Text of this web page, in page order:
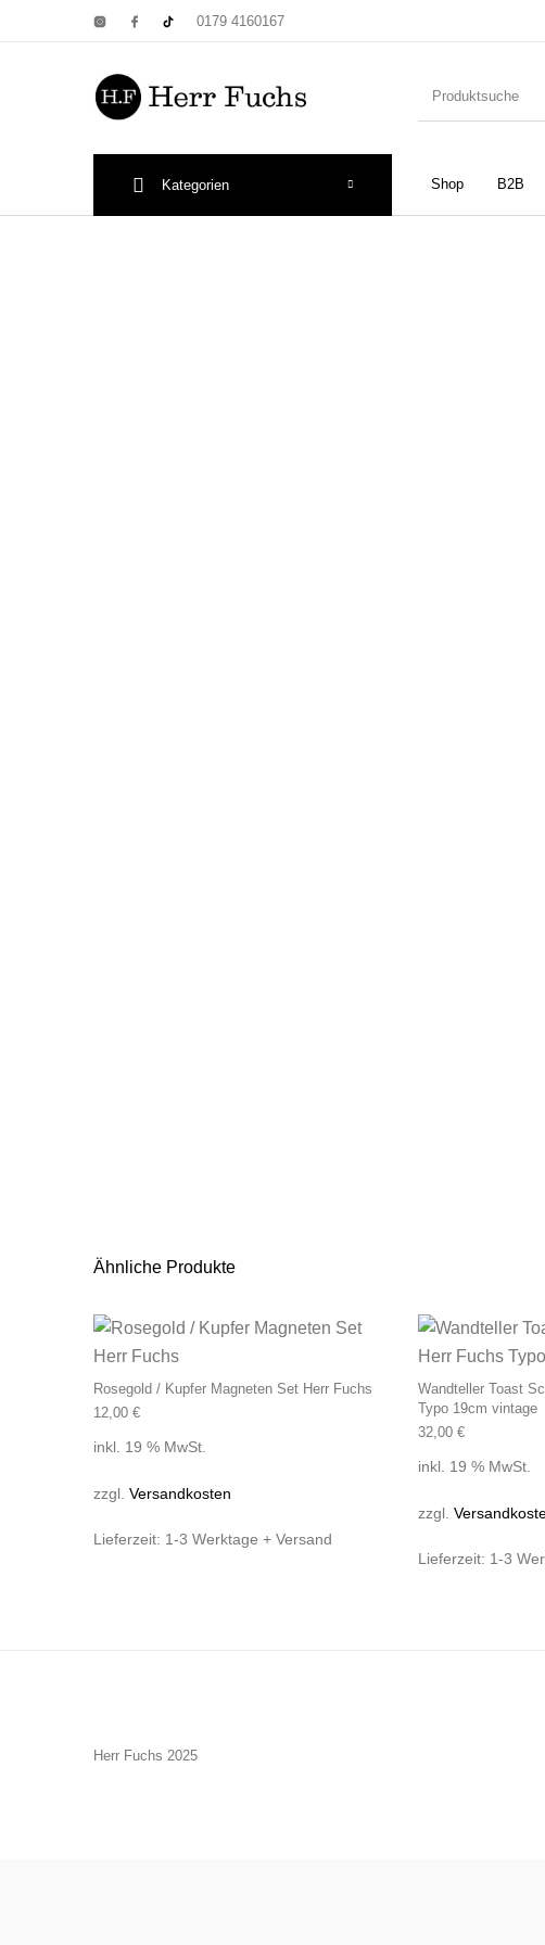
0179 4160167
Shop B2B
Kategorien
Ähnliche Produkte
Rosegold / Kupfer Magneten Set Herr Fuchs
12,00 €
inkl. 19 % MwSt.
zzgl. Versandkosten
Lieferzeit: 1-3 Werktage + Versand
Wandteller Toast
Typo 19cm vintage
32,00 €
inkl. 19 % MwSt.
zzgl.
Lieferzeit: 1-3
Herr Fuchs 2025